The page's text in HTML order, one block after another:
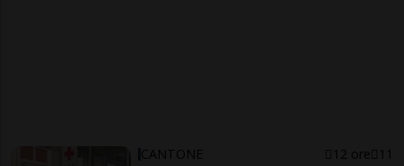
CANTONE 12 ore 11